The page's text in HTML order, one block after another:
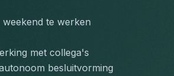
te werken
met collega's
besluitvorming